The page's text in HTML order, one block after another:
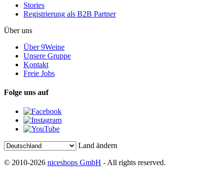
Stories
Registrierung als B2B Partner
Über uns
Über 9Weine
Unsere Gruppe
Kontakt
Freie Jobs
Folge uns auf
Land ändern
© 2010-2026 niceshops GmbH - All rights reserved.